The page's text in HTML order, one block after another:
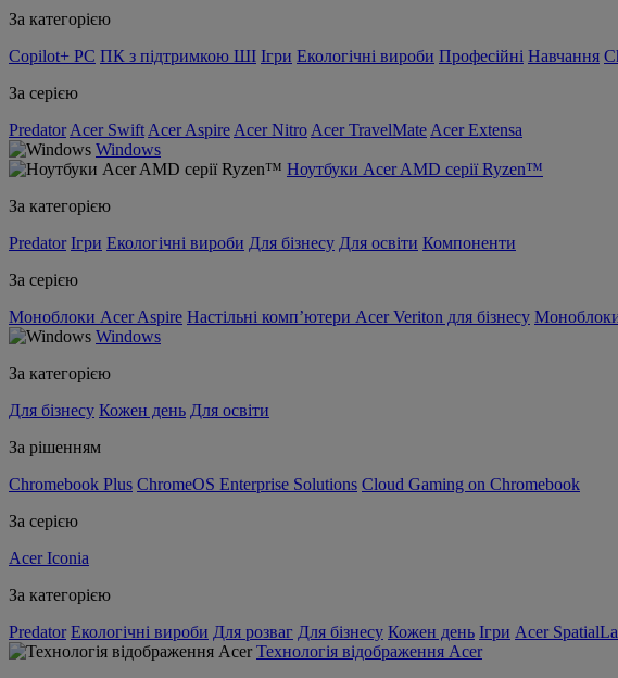
За категорією
Copilot+ PC ПК з підтримкою ШІ Ігри Екологічні вироби Професійні Навчання
За серією
Predator Acer Swift Acer Aspire Acer Nitro Acer TravelMate Acer Extensa
Windows
Ноутбуки Acer AMD серії Ryzen™
За категорією
Predator Ігри Екологічні вироби Для бізнесу Для освіти Компоненти
За серією
Моноблоки Acer Aspire Настільні комп’ютери Acer Veriton для бізнесу
Windows
За категорією
Для бізнесу Кожен день Для освіти
За рішенням
Chromebook Plus ChromeOS Enterprise Solutions Cloud Gaming on Chromebook
За серією
Acer Iconia
За категорією
Predator Екологічні вироби Для розваг Для бізнесу Кожен день Ігри Acer
Технологія відображення Acer